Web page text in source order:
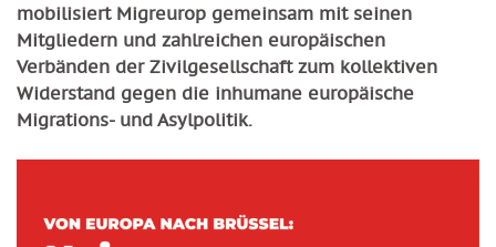
mobilisiert Migreurop gemeinsam mit seinen
Mitgliedern und zahlreichen europäischen
Verbänden der Zivilgesellschaft zum kollektiven
Widerstand gegen die inhumane europäische
Migrations- und Asylpolitik.